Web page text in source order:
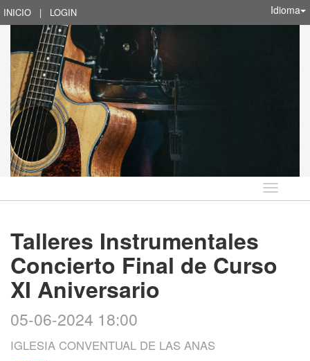
INICIO | LOGIN Idioma
Idioma
Talleres Instrumentales
Concierto Final de Curso
XI Aniversario
05-06-2024 18:00
IGLESIA CONVENTUAL DE LAS ANAS